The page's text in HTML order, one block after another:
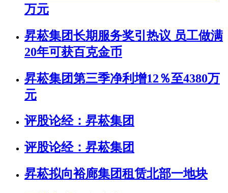
万元
昇菘集团长期服务奖引热议 员工做满
20年可获百克金币
昇菘集团第三季净利增12％至4380万
元
评股论经：昇菘集团
评股论经：昇菘集团
昇菘拟向裕廊集团租赁北部一地块